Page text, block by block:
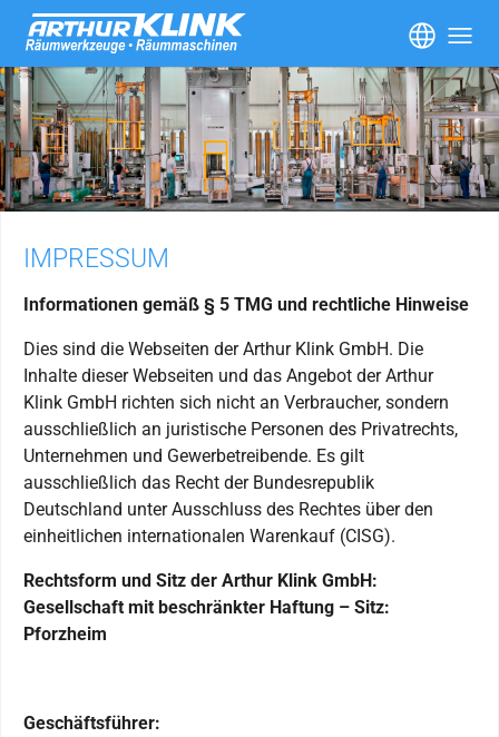
Skip to main content
IMPRESSUM
Informationen gemäß § 5 TMG und rechtliche Hinweise
Dies sind die Webseiten der Arthur Klink GmbH. Die
Inhalte dieser Webseiten und das Angebot der Arthur
Klink GmbH richten sich nicht an Verbraucher, sondern
ausschließlich an juristische Personen des Privatrechts,
Unternehmen und Gewerbetreibende. Es gilt
ausschließlich das Recht der Bundesrepublik
Deutschland unter Ausschluss des Rechtes über den
einheitlichen internationalen Warenkauf (CISG).
Rechtsform und Sitz der Arthur Klink GmbH:
Gesellschaft mit beschränkter Haftung – Sitz:
Pforzheim
Geschäftsführer: